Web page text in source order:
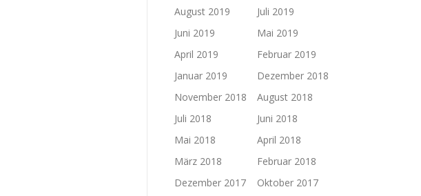
August 2019
Juli 2019
Juni 2019
Mai 2019
April 2019
Februar 2019
Januar 2019
Dezember 2018
November 2018
August 2018
Juli 2018
Juni 2018
Mai 2018
April 2018
März 2018
Februar 2018
Dezember 2017
Oktober 2017